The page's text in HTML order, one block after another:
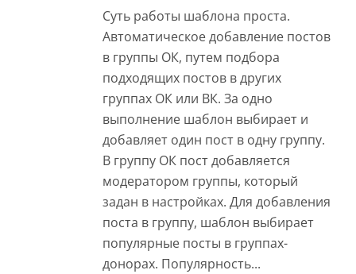
Суть работы шаблона проста.
Автоматическое добавление постов
в группы ОК, путем подбора
подходящих постов в других
группах ОК или ВК. За одно
выполнение шаблон выбирает и
добавляет один пост в одну группу.
В группу ОК пост добавляется
модератором группы, который
задан в настройках. Для добавления
поста в группу, шаблон выбирает
популярные посты в группах-
донорах. Популярность...